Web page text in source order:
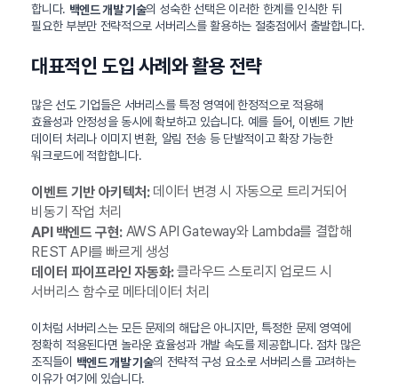
합니다. 백엔드 개발 기술의 성숙한 선택은 이러한 한계를 인식한 뒤
필요한 부분만 전략적으로 서버리스를 활용하는 절충점에서 출발합니다.
대표적인 도입 사례와 활용 전략
많은 선도 기업들은 서버리스를 특정 영역에 한정적으로 적용해
효율성과 안정성을 동시에 확보하고 있습니다. 예를 들어, 이벤트 기반
데이터 처리나 이미지 변환, 알림 전송 등 단발적이고 확장 가능한
워크로드에 적합합니다.
이벤트 기반 아키텍처:데이터 변경 시 자동으로 트리거되어
비동기 작업 처리
API 백엔드 구현:AWS API Gateway와 Lambda를 결합해
REST API를 빠르게 생성
데이터 파이프라인 자동화:클라우드 스토리지 업로드 시
서버리스 함수로 메타데이터 처리
이처럼 서버리스는 모든 문제의 해답은 아니지만, 특정한 문제 영역에
정확히 적용된다면 놀라운 효율성과 개발 속도를 제공합니다. 점차 많은
조직들이 백엔드 개발 기술의 전략적 구성 요소로 서버리스를 고려하는
이유가 여기에 있습니다.